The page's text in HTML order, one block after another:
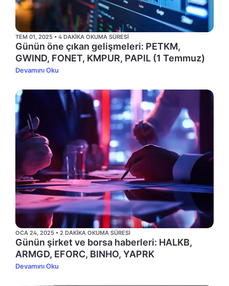
TEM 01, 2025 • 4 DAKIKA OKUMA SÜRESI
Günün öne çıkan gelişmeleri: PETKM,
GWIND, FONET, KMPUR, PAPIL (1 Temmuz)
Devamını Oku
OCA 24, 2025 • 2 DAKIKA OKUMA SÜRESI
Günün şirket ve borsa haberleri: HALKB,
ARMGD, EFORC, BINHO, YAPRK
Devamını Oku